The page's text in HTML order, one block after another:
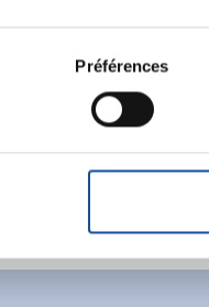
également :
sur votre localisation
de vos données
ou retirer votre
de publicité et
Préférences
Ecrire
une nouvelle